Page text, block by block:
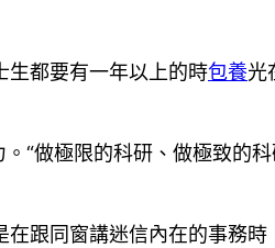
生都要有一年以上的時包養光
“做極限的科研、做極致的
跟同窗講迷信內在的事務時